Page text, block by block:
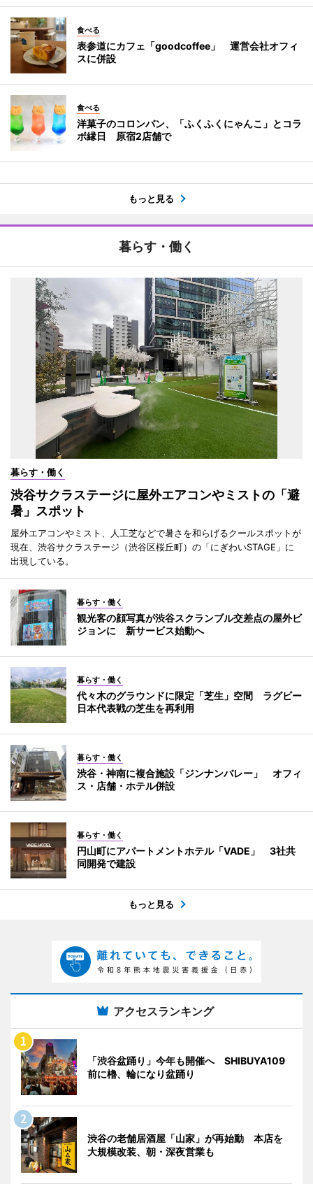
食べる
表参道にカフェ「goodcoffee」 運営会社オフィ
スに併設
食べる
洋菓子のコロンバン、「ふくふくにゃんこ」とコラ
ボ縁日 原宿2店舗で
もっと見る
暮らす・働く
暮らす・働く
渋谷サクラステージに屋外エアコンやミストの「避
暑」スポット
屋外エアコンやミスト、人工芝などで暑さを和らげるクールスポットが
現在、渋谷サクラステージ（渋谷区桜丘町）の「にぎわいSTAGE」に
出現している。
暮らす・働く
観光客の顔写真が渋谷スクランブル交差点の屋外ビ
ジョンに 新サービス始動へ
暮らす・働く
代々木のグラウンドに限定「芝生」空間 ラグビー
日本代表戦の芝生を再利用
暮らす・働く
渋谷・神南に複合施設「ジンナンバレー」 オフィ
ス・店舗・ホテル併設
暮らす・働く
円山町にアパートメントホテル「VADE」 3社共
同開発で建設
もっと見る
アクセスランキング
「渋谷盆踊り」今年も開催へ SHIBUYA109
前に櫓、輪になり盆踊り
渋谷の老舗居酒屋「山家」が再始動 本店を
大規模改装、朝・深夜営業も